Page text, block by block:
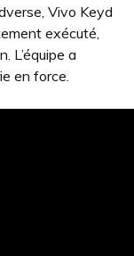
Vivo Keyd
exécuté,
L’équipe a
en force.